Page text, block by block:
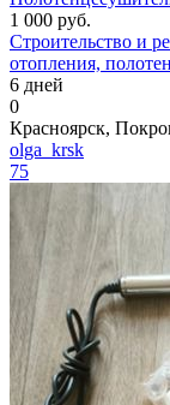
1 000 руб.
Строительство и
отопления,
6 дней
0
Красноярск,
olga_krsk
75